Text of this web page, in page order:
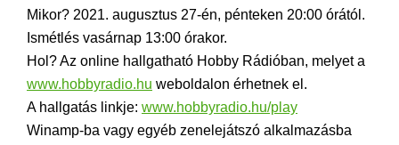
Mikor? 2021. augusztus 27-én, pénteken 20:00 órától.
Ismétlés vasárnap 13:00 órakor.
Hol? Az online hallgatható Hobby Rádióban, melyet a
www.hobbyradio.hu weboldalon érhetnek el.
A hallgatás linkje: www.hobbyradio.hu/play
Winamp-ba vagy egyéb zenelejátszó alkalmazásba